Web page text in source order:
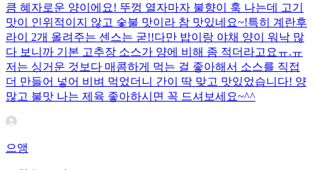
큼 혜자로운 양이에요! 뚜껑 열자마자 불향이 훅 나는데 고기
맛이 인위적이지 않고 숯불 맛이라 참 맛있네요~!특히 계란후
라이 2개 올려주는 센스는 굳!! ​다만 밥이랑 야채 양이 워낙 많
다 보니까 기본 고추장 소스가 양에 비해 좀 적더라고요ㅠ.ㅠ
저는 싱거운 것보다 매콤하게 먹는 걸 좋아해서 소스를 직접
더 만들어 넣어 비벼 먹었더니 간이 딱 맞고 맛있었습니다! 양
많고 불맛 나는 제육 좋아하시면 꼭 드셔보세요~^^
으앵